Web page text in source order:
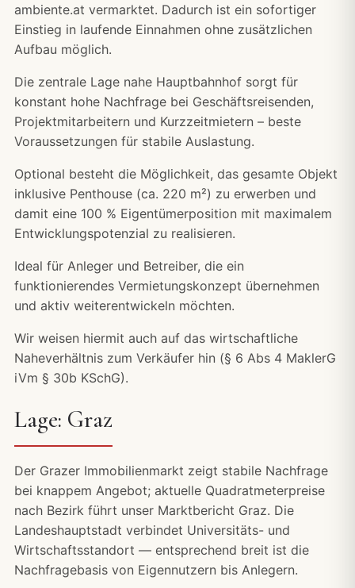
ambiente.at vermarktet. Dadurch ist ein sofortiger
Einstieg in laufende Einnahmen ohne zusätzlichen
Aufbau möglich.
Die zentrale Lage nahe Hauptbahnhof sorgt für
konstant hohe Nachfrage bei Geschäftsreisenden,
Projektmitarbeitern und Kurzzeitmietern – beste
Voraussetzungen für stabile Auslastung.
Optional besteht die Möglichkeit, das gesamte Objekt
inklusive Penthouse (ca. 220 m²) zu erwerben und
damit eine 100 % Eigentümerposition mit maximalem
Entwicklungspotenzial zu realisieren.
Ideal für Anleger und Betreiber, die ein
funktionierendes Vermietungskonzept übernehmen
und aktiv weiterentwickeln möchten.
Wir weisen hiermit auch auf das wirtschaftliche
Naheverhältnis zum Verkäufer hin (§ 6 Abs 4 MaklerG
iVm § 30b KSchG).
Lage: Graz
Der Grazer Immobilienmarkt zeigt stabile Nachfrage
bei knappem Angebot; aktuelle Quadratmeterpreise
nach Bezirk führt unser Marktbericht Graz. Die
Landeshauptstadt verbindet Universitäts- und
Wirtschaftsstandort — entsprechend breit ist die
Nachfragebasis von Eigennutzern bis Anlegern.